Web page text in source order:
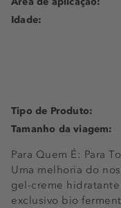
Para Quem É: Para
Uma melhoria do
gel-creme
exclusivo bio
Idade:
Tipo de Produto:
Tamanho da viagem: